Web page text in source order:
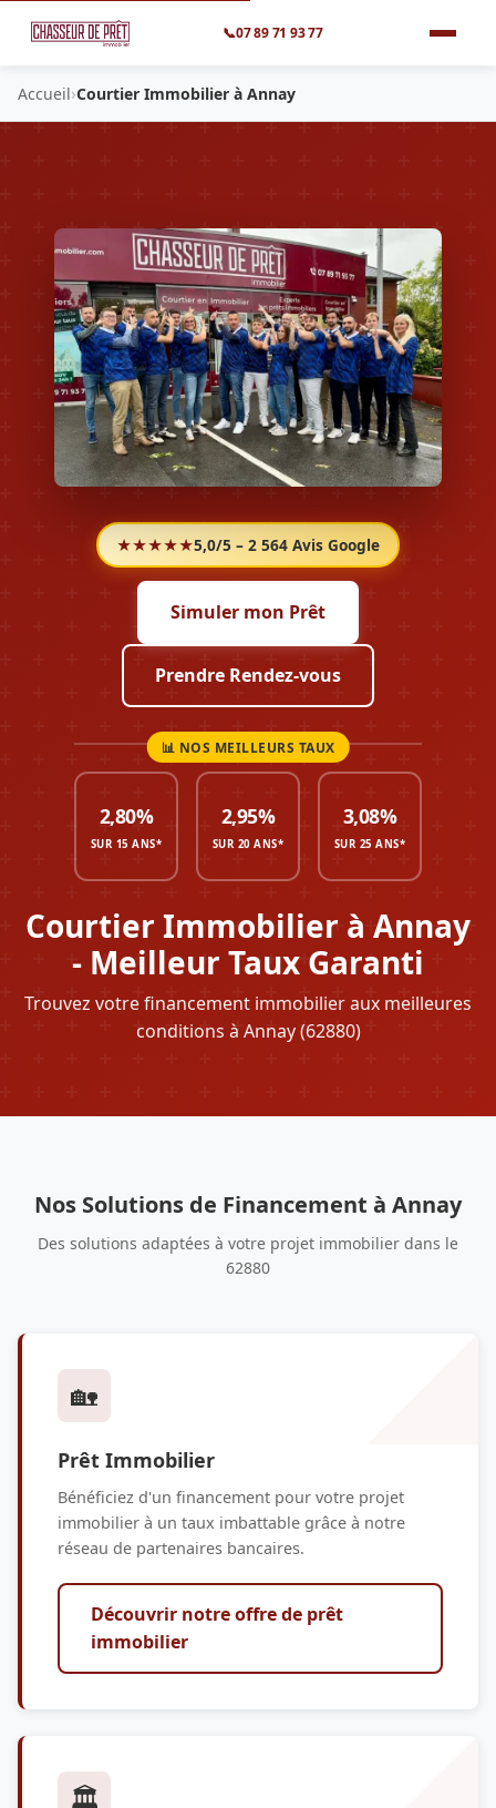
📞07 89 71 93 77
Accueil›Courtier Immobilier à Annay
★★★★★5,0/5 – 2 564 Avis Google
Courtier Immobilier à Annay
- Meilleur Taux Garanti
Trouvez votre financement immobilier aux meilleures
conditions à Annay (62880)
Simuler mon Prêt
Prendre Rendez-vous
2,80%
SUR 15 ANS*
2,95%
SUR 20 ANS*
3,08%
SUR 25 ANS*
Nos Solutions de Financement à Annay
Des solutions adaptées à votre projet immobilier dans le
62880
🏡
Prêt Immobilier
Bénéficiez d'un financement pour votre projet
immobilier à un taux imbattable grâce à notre
réseau de partenaires bancaires.
Découvrir notre offre de prêt
immobilier
🏛️